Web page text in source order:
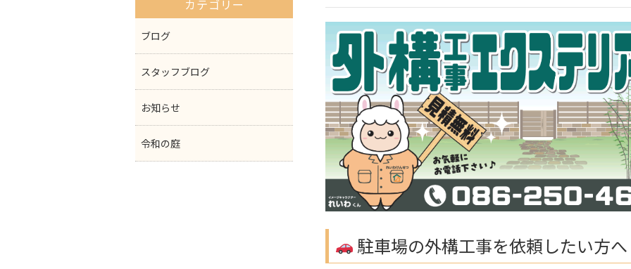
駐車場の外構工事を依頼したい方へ
カテゴリー
ブログ
スタッフブログ
お知らせ
令和の庭